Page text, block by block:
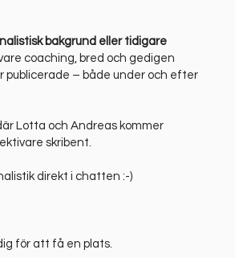
bakgrund eller tidigare
coaching, bred och gedigen
publicerade – både under och efter
Lotta och Andreas kommer
skribent.
direkt i chatten :-)
för att få en plats.